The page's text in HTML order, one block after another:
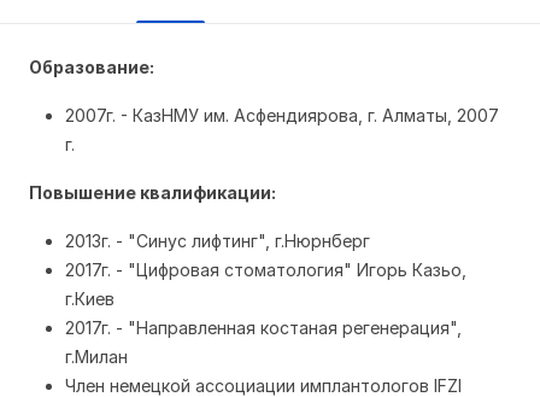
Образование:
2007г. - КазНМУ им. Асфендиярова, г. Алматы, 2007
г.
Повышение квалификации:
2013г. - "Синус лифтинг", г.Нюрнберг
2017г. - "Цифровая стоматология" Игорь Казьо,
г.Киев
2017г. - "Направленная костаная регенерация",
г.Милан
Член немецкой ассоциации имплантологов IFZI